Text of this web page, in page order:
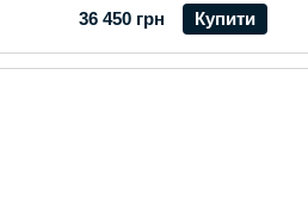
36 450 грн
Купити